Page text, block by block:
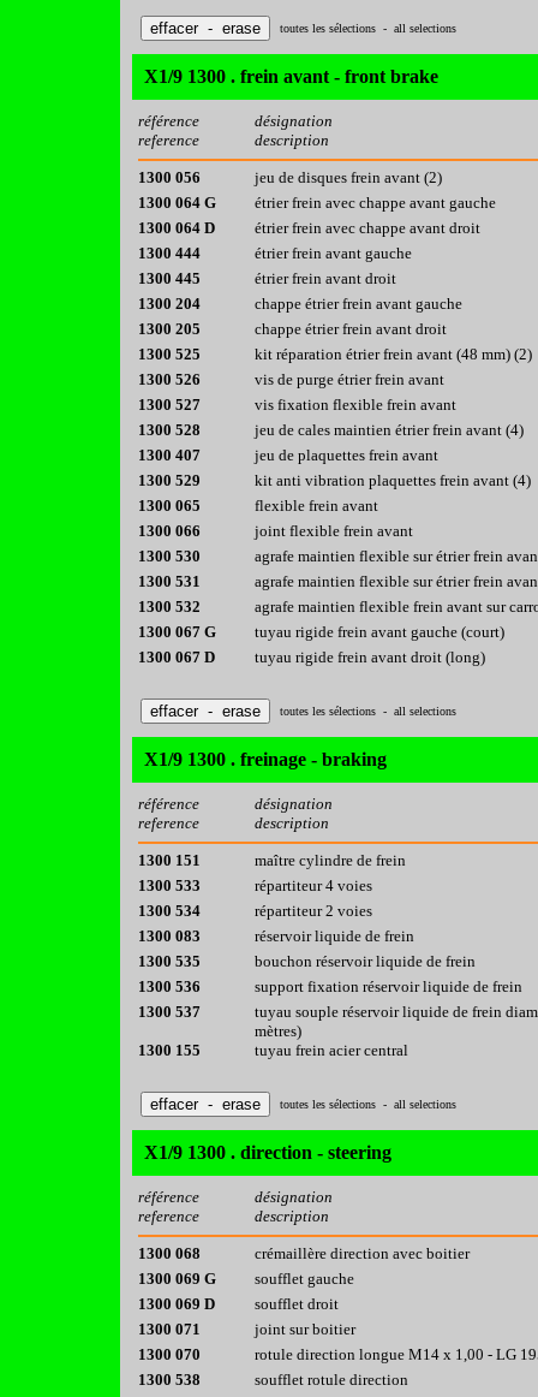
toutes les sélections - all selections
X1/9 1300 . frein avant - front brake
référence
reference
désignation
description
1300 056
jeu de disques frein avant (2)
1300 064 G
étrier frein avec chappe avant gauche
1300 064 D
étrier frein avec chappe avant droit
1300 444
étrier frein avant gauche
1300 445
étrier frein avant droit
1300 204
chappe étrier frein avant gauche
1300 205
chappe étrier frein avant droit
1300 525
kit réparation étrier frein avant (48 mm) (2)
1300 526
vis de purge étrier frein avant
1300 527
vis fixation flexible frein avant
1300 528
jeu de cales maintien étrier frein avant (4)
1300 407
jeu de plaquettes frein avant
1300 529
kit anti vibration plaquettes frein avant (4)
1300 065
flexible frein avant
1300 066
joint flexible frein avant
1300 530
agrafe maintien flexible sur étrier frein
1300 531
agrafe maintien flexible sur étrier frein
1300 532
agrafe maintien flexible frein avant sur
1300 067 G
tuyau rigide frein avant gauche (court)
1300 067 D
tuyau rigide frein avant droit (long)
toutes les sélections - all selections
X1/9 1300 . freinage - braking
référence
reference
désignation
description
1300 151
maître cylindre de frein
1300 533
répartiteur 4 voies
1300 534
répartiteur 2 voies
1300 083
réservoir liquide de frein
1300 535
bouchon réservoir liquide de frein
1300 536
support fixation réservoir liquide de frein
1300 537
tuyau souple réservoir liquide de frein
mètres)
1300 155
tuyau frein acier central
toutes les sélections - all selections
X1/9 1300 . direction - steering
référence
reference
désignation
description
1300 068
crémaillère direction avec boitier
1300 069 G
soufflet gauche
1300 069 D
soufflet droit
1300 071
joint sur boitier
1300 070
rotule direction longue M14 x 1,00 - LG
1300 538
soufflet rotule direction